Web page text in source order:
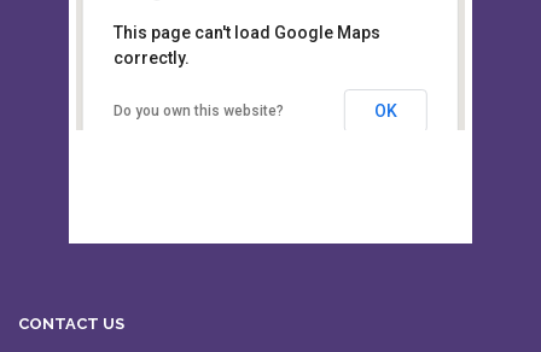
Board of Intermediate &
Secondary Education, Alampur,
Sylhet
This page can't load Google Maps